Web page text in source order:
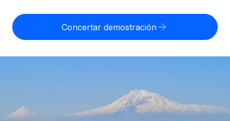
cumpliendo la normativa.
Externaliza tareas laborales complejas.
Comparador de Remote
Compáranos con otras empresas.
Soluciones ágiles de RR. HH. globales y nóminas para
empresas en crecimiento.
cualquier país.
APRENDIZAJE CON REMOTE
English
Nederlands
Concertar demostración